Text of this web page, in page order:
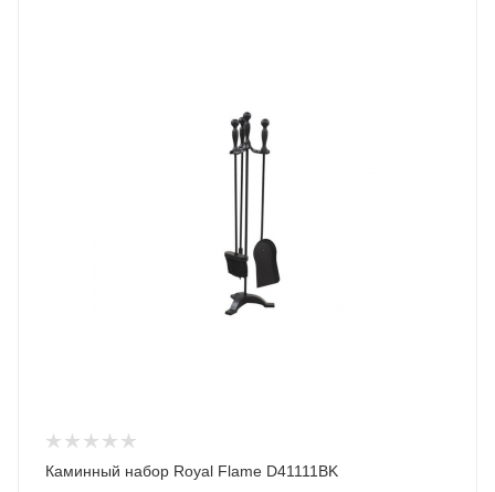
Каминный набор Royal Flame D41111BK